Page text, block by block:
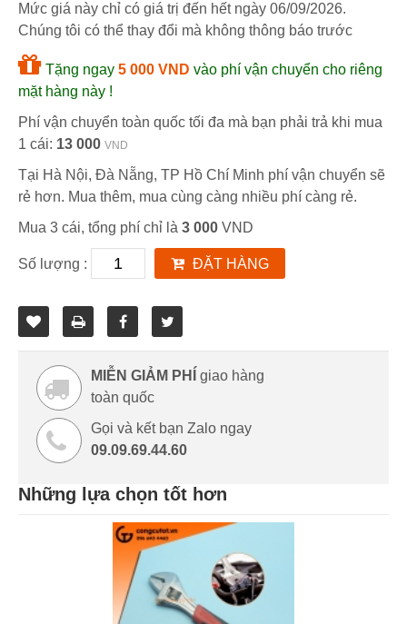
Mức giá này chỉ có giá trị đến hết ngày 06/09/2026.
Chúng tôi có thể thay đổi mà không thông báo trước
Tặng ngay 5 000 VND vào phí vận chuyển cho riêng
mặt hàng này !
Phí vận chuyển toàn quốc tối đa mà bạn phải trả khi mua
1 cái: 13 000 VND
Tại Hà Nội, Đà Nẵng, TP Hồ Chí Minh phí vận chuyển sẽ
rẻ hơn. Mua thêm, mua cùng càng nhiều phí càng rẻ.
Mua 3 cái, tổng phí chỉ là 3 000 VND
Số lượng : ĐẶT HÀNG
MIỄN GIẢM PHÍ
giao hàng
toàn quốc
Gọi và kết bạn Zalo ngay
09.09.69.44.60
Những lựa chọn tốt hơn